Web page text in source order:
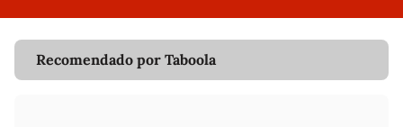
Recomendado por Taboola